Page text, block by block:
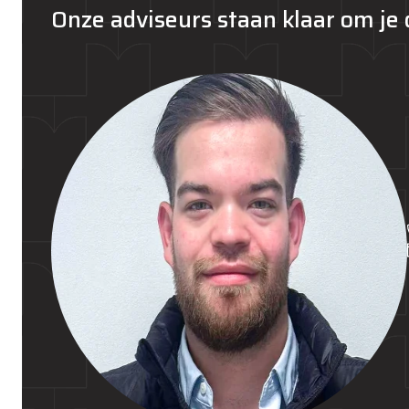
Onze adviseurs staan klaar om